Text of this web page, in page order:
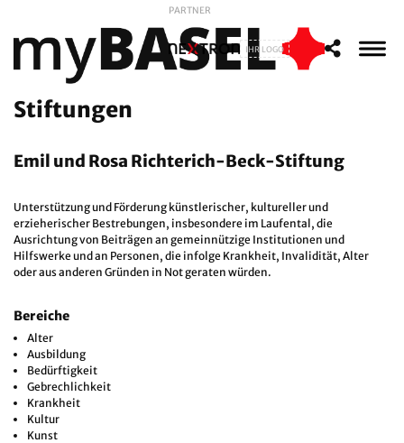
PARTNER
IHR LOGO
Stiftungen
Emil und Rosa Richterich-Beck-Stiftung
Unterstützung und Förderung künstlerischer, kultureller und
erzieherischer Bestrebungen, insbesondere im Laufental, die
Ausrichtung von Beiträgen an gemeinnützige Institutionen und
Hilfswerke und an Personen, die infolge Krankheit, Invalidität, Alter
oder aus anderen Gründen in Not geraten würden.
Bereiche
Alter
Ausbildung
Bedürftigkeit
Gebrechlichkeit
Krankheit
Kultur
Kunst